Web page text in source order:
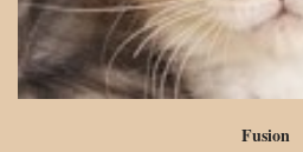
Fusion